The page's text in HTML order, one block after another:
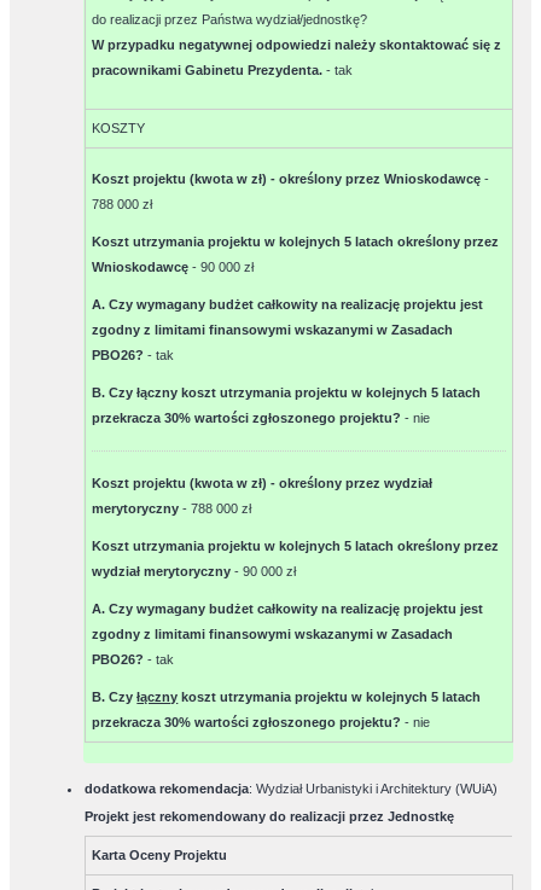
do realizacji przez Państwa wydział/jednostkę?
W przypadku negatywnej odpowiedzi należy skontaktować się z
pracownikami Gabinetu Prezydenta. -tak
KOSZTY
Koszt projektu (kwota w zł) - określony przez Wnioskodawcę -
788 000 zł
Koszt utrzymania projektu w kolejnych 5 latach określony przez
Wnioskodawcę -90 000 zł
A. Czy wymagany budżet całkowity na realizację projektu jest
zgodny z limitami finansowymi wskazanymi w Zasadach
PBO26?-tak
B. Czy łączny koszt utrzymania projektu w kolejnych 5 latach
przekracza 30% wartości zgłoszonego projektu?-nie
Koszt projektu (kwota w zł) - określony przez wydział
merytoryczny -788 000 zł
Koszt utrzymania projektu w kolejnych 5 latach określony przez
wydział merytoryczny -90 000 zł
A. Czy wymagany budżet całkowity na realizację projektu jest
zgodny z limitami finansowymi wskazanymi w Zasadach
PBO26?-tak
B. Czyłączny koszt utrzymania projektu w kolejnych 5 latach
przekracza 30% wartości zgłoszonego projektu?-nie
dodatkowa rekomendacja: Wydział Urbanistyki i Architektury (WUiA)
Projekt jest rekomendowany do realizacji przez Jednostkę
Karta Oceny Projektu